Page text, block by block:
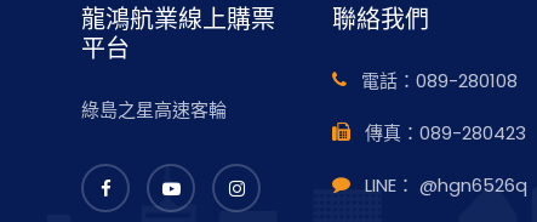
龍鴻航業線上購票
平台
綠島之星高速客輪
聯絡我們
電話： 089-280108
傳真： 089-280423
LINE： @hgn6526q